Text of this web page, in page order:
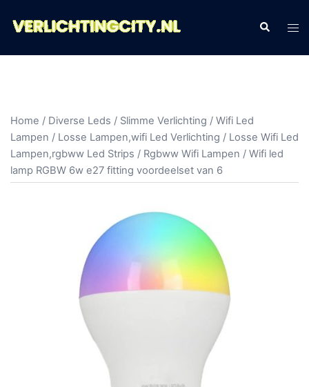
naar
Zoeken
Home / Diverse Leds / Slimme Verlichting / Wifi Led
Lampen / Losse Lampen,wifi Led Verlichting / Losse Wifi Led
Lampen,rgbww Led Strips / Rgbww Wifi Lampen / Wifi led
lamp RGBW 6w e27 fitting voordeelset van 6